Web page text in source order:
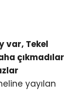
var, Tekel
çıkmadılar
yayılan